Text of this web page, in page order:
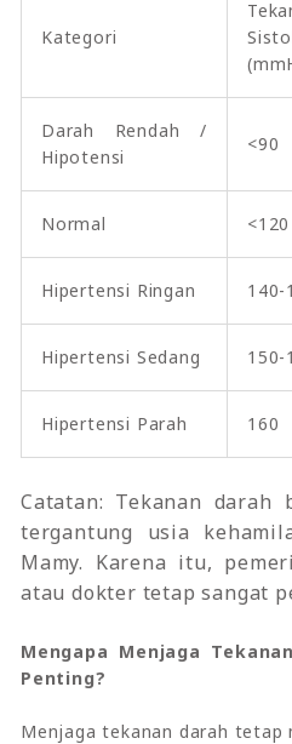
Kategori
Darah Rendah /
Hipotensi
<90
Normal <120
Hipertensi Ringan 140-
Hipertensi Sedang 150-
Hipertensi Parah 160
Catatan: Tekanan darah
tergantung usia
Mamy. Karena itu,
atau dokter tetap sangat
Mengapa Menjaga
Penting?
Menjaga tekanan darah tetap